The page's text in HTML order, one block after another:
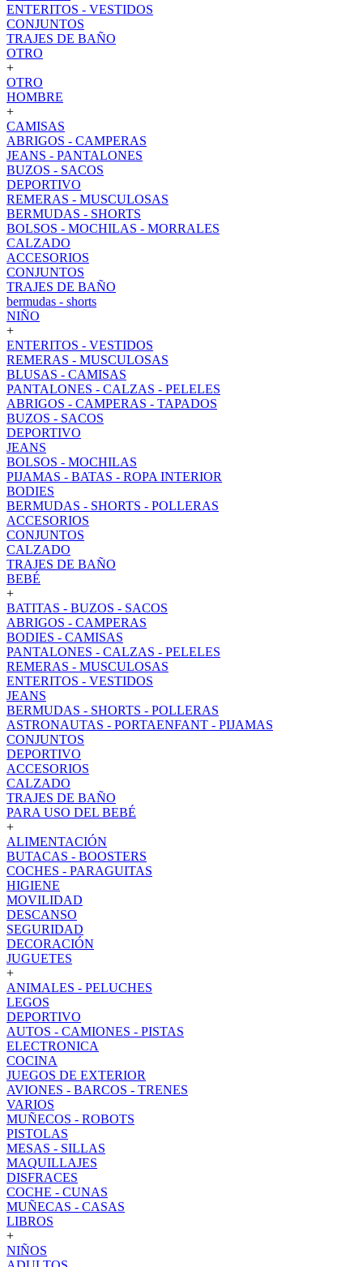
ENTERITOS - VESTIDOS
CONJUNTOS
TRAJES DE BAÑO
OTRO
+
OTRO
HOMBRE
+
CAMISAS
ABRIGOS - CAMPERAS
JEANS - PANTALONES
BUZOS - SACOS
DEPORTIVO
REMERAS - MUSCULOSAS
BERMUDAS - SHORTS
BOLSOS - MOCHILAS - MORRALES
CALZADO
ACCESORIOS
CONJUNTOS
TRAJES DE BAÑO
bermudas - shorts
NIÑO
+
ENTERITOS - VESTIDOS
REMERAS - MUSCULOSAS
BLUSAS - CAMISAS
PANTALONES - CALZAS - PELELES
ABRIGOS - CAMPERAS - TAPADOS
BUZOS - SACOS
DEPORTIVO
JEANS
BOLSOS - MOCHILAS
PIJAMAS - BATAS - ROPA INTERIOR
BODIES
BERMUDAS - SHORTS - POLLERAS
ACCESORIOS
CONJUNTOS
CALZADO
TRAJES DE BAÑO
BEBÉ
+
BATITAS - BUZOS - SACOS
ABRIGOS - CAMPERAS
BODIES - CAMISAS
PANTALONES - CALZAS - PELELES
REMERAS - MUSCULOSAS
ENTERITOS - VESTIDOS
JEANS
BERMUDAS - SHORTS - POLLERAS
ASTRONAUTAS - PORTAENFANT - PIJAMAS
CONJUNTOS
DEPORTIVO
ACCESORIOS
CALZADO
TRAJES DE BAÑO
PARA USO DEL BEBÉ
+
ALIMENTACIÓN
BUTACAS - BOOSTERS
COCHES - PARAGUITAS
HIGIENE
MOVILIDAD
DESCANSO
SEGURIDAD
DECORACIÓN
JUGUETES
+
ANIMALES - PELUCHES
LEGOS
DEPORTIVO
AUTOS - CAMIONES - PISTAS
ELECTRONICA
COCINA
JUEGOS DE EXTERIOR
AVIONES - BARCOS - TRENES
VARIOS
MUÑECOS - ROBOTS
PISTOLAS
MESAS - SILLAS
MAQUILLAJES
DISFRACES
COCHE - CUNAS
MUÑECAS - CASAS
LIBROS
+
NIÑOS